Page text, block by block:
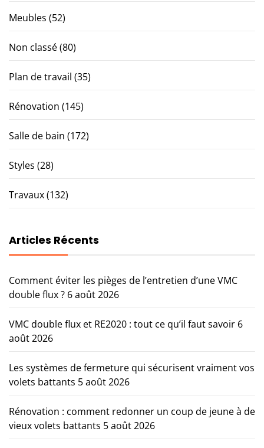
Meubles (52)
Non classé(80)
Plan de travail (35)
Rénovation (145)
Salle de bain (172)
Styles (28)
Travaux(132)
Articles Récents
Comment éviter les pièges de l’entretien d’une VMC
double flux ? 6 août 2026
VMC double flux et RE2020 : tout ce qu’il faut savoir 6
août 2026
Les systèmes de fermeture qui sécurisent vraiment vos
volets battants 5 août 2026
Rénovation : comment redonner un coup de jeune à de
vieux volets battants 5 août 2026